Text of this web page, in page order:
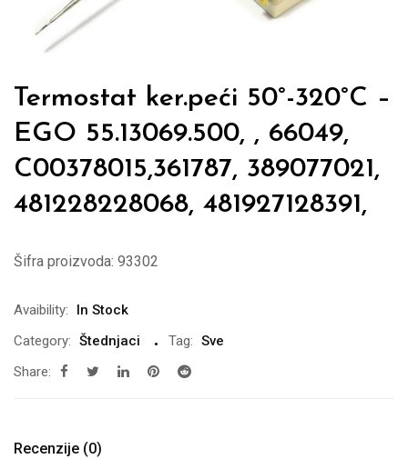
Termostat ker.peći 50°-320°C –
EGO 55.13069.500, , 66049,
C00378015,361787, 389077021,
481228228068, 481927128391,
Šifra proizvoda: 93302
Avaibility:
In Stock
Category: Štednjaci Tag: Sve
Share:
Recenzije (0)